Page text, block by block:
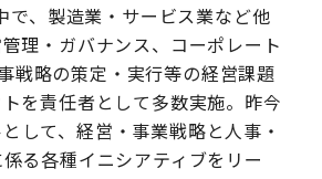
で、製造業・サービス業など他
理・ガバナンス、コーポレート
戦略の策定・実行等の経営課題
を責任者として多数実施。昨今
して、経営・事業戦略と人事・
る各種イニシアティブをリー